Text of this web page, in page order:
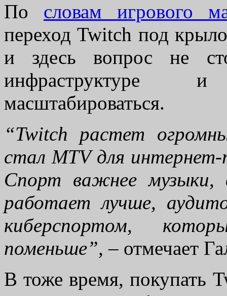
По словам игрового
переход Twitch под
и здесь вопрос не
инфраструктуре
масштабироваться.
“Twitch растет
стал MTV для интернет-
Спорт важнее музыки,
работает лучше,
киберспортом,
поменьше”, – отмечает
В тоже время, покупать